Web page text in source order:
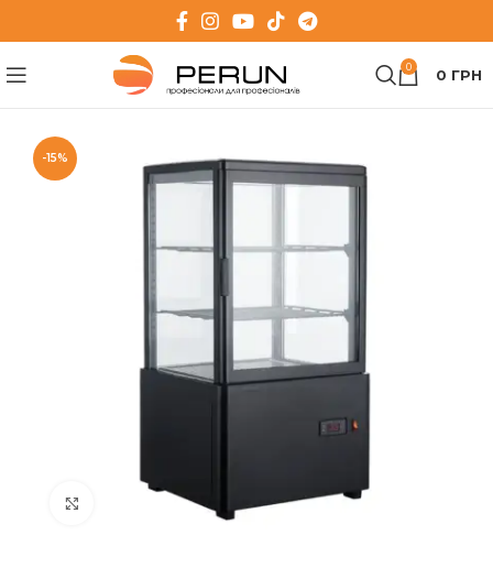
0 0 ГРН
-15%
Клацніть, щоб збільшити